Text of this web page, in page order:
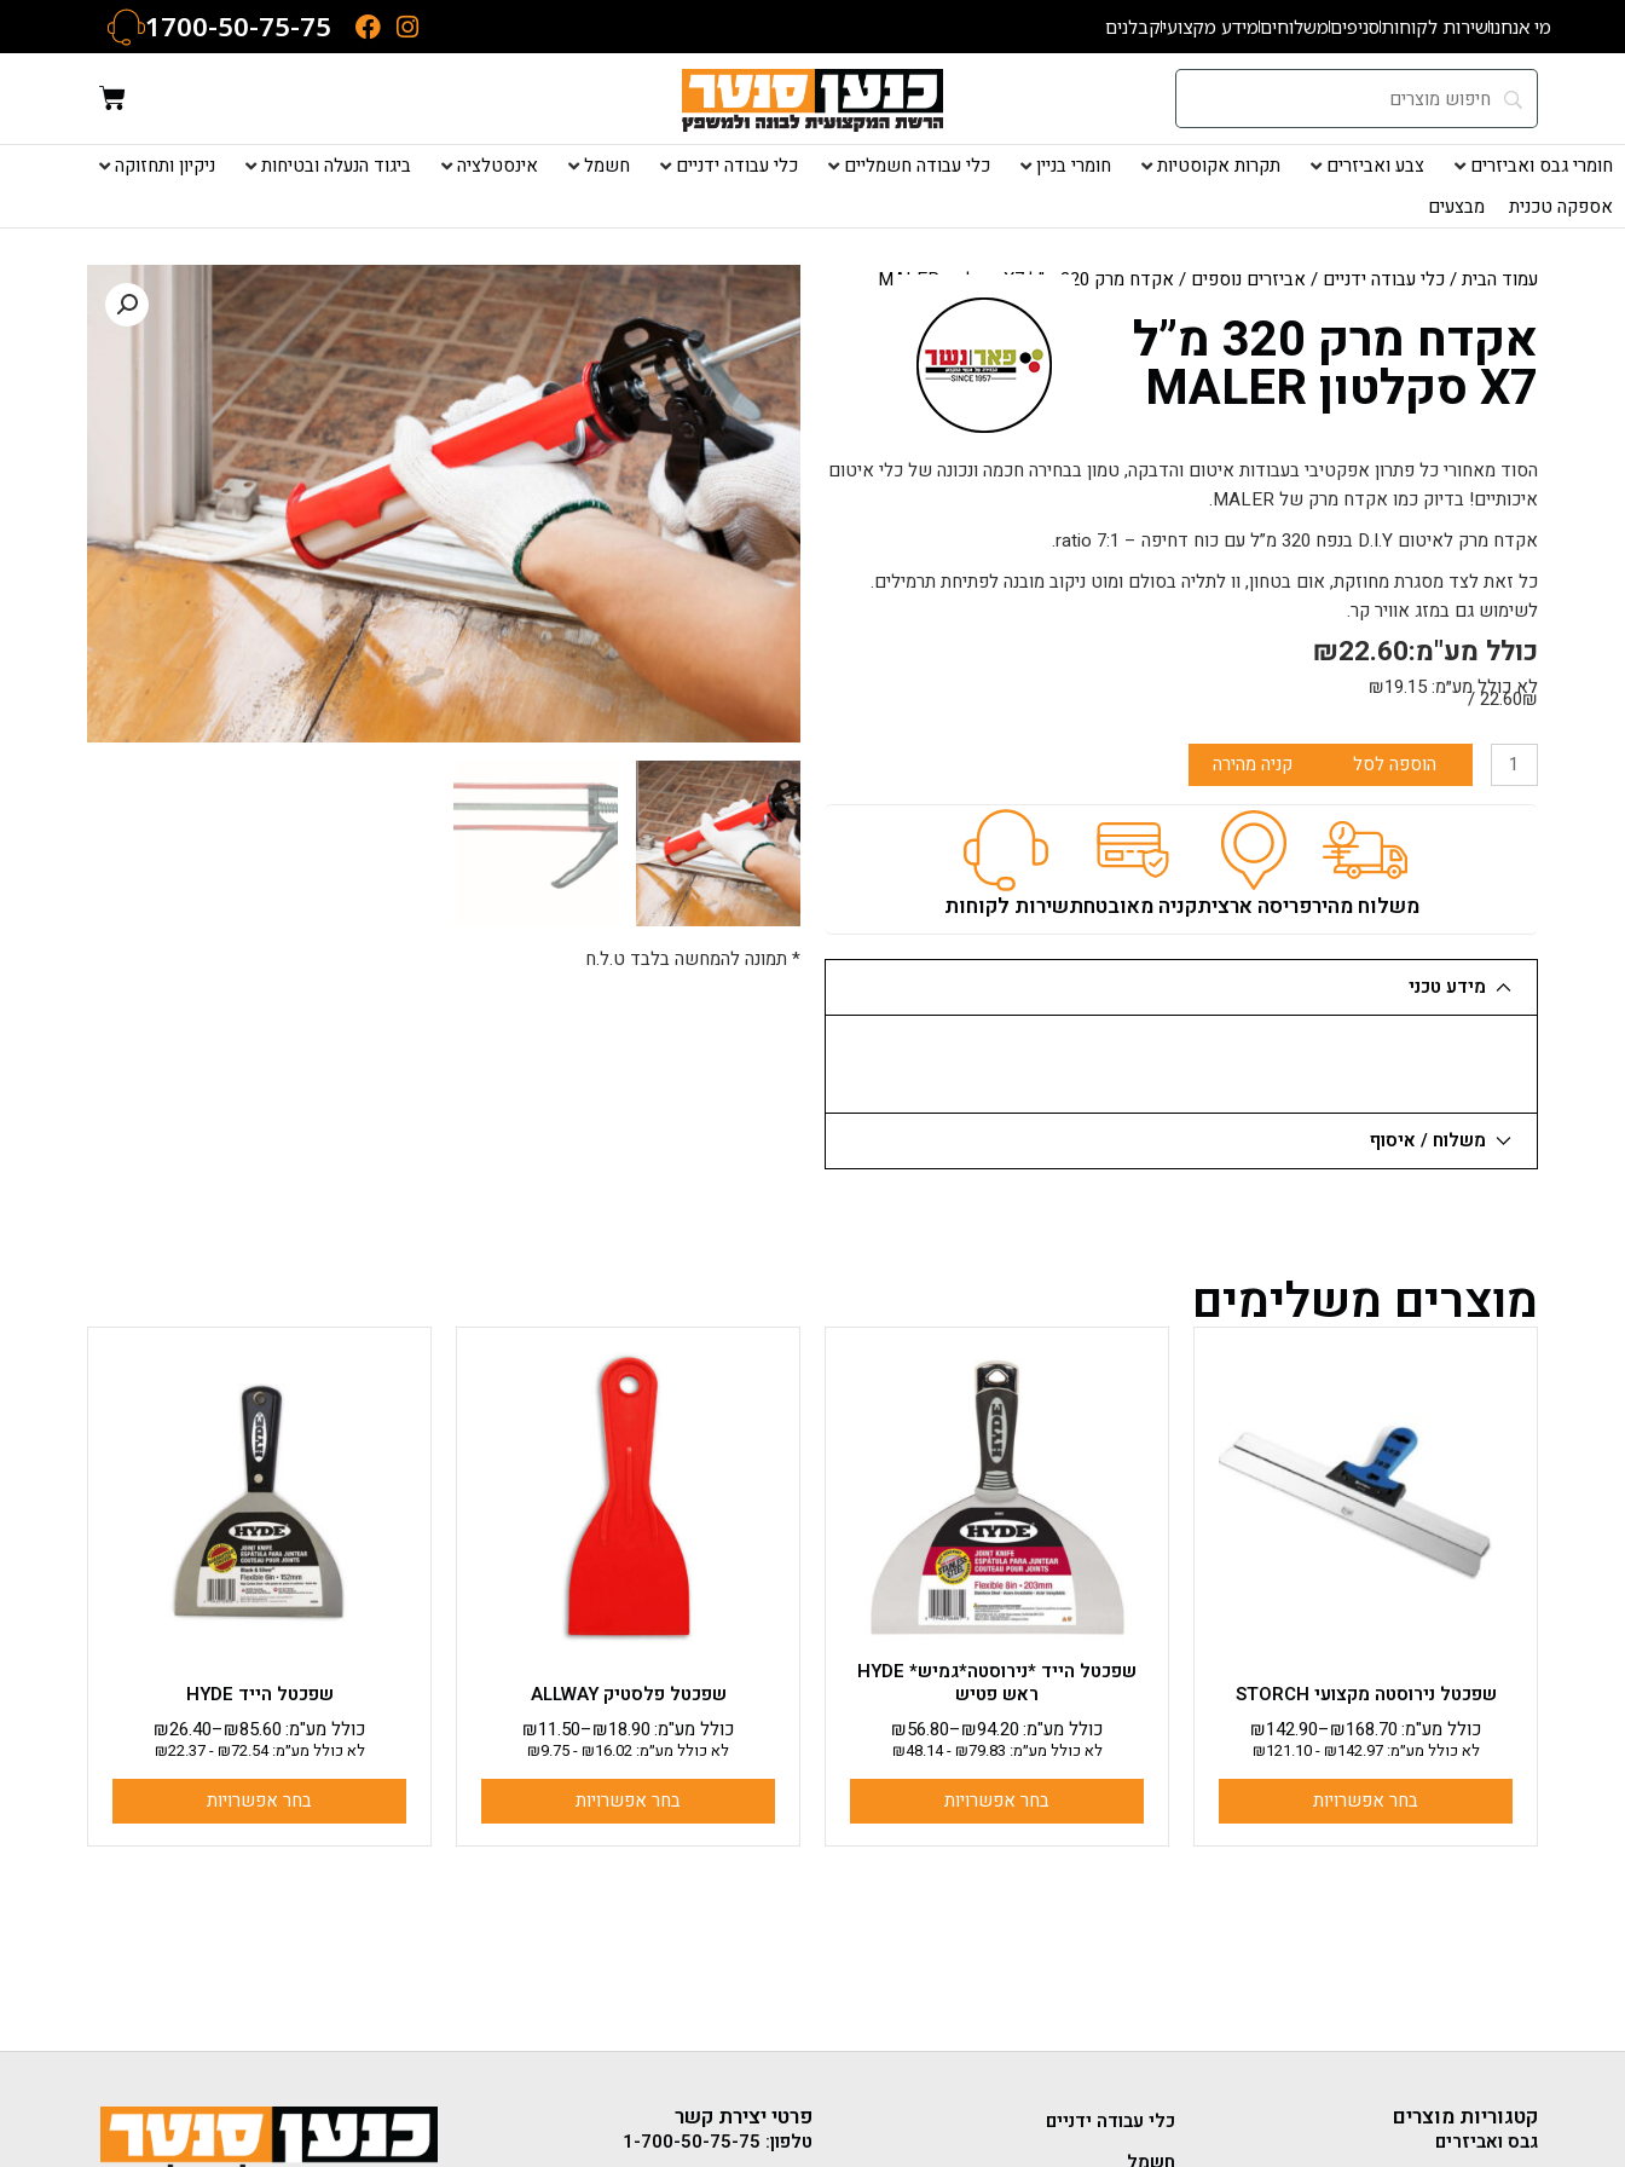
מי אנחנושירות לקוחותסניפיםמשלוחיםמידע מקצועיקבלנים 1700-50-75-75
עגלת
קניות
חומרי גבס ואביזרים צבע ואביזרים תקרות אקוסטיות חומרי בניין כלי עבודה חשמליים כלי עבודה ידניים חשמל אינסטלציה ביגוד הנעלה ובטיחות
ניקיון ותחזוקה
אספקה טכנית
מבצעים
עמוד הבית/כלי עבודה ידניים / אביזרים נוספים / אקדח מרק 320 מ”ל X7 סקלטון MALER
אקדח מרק 320 מ”ל
X7 סקלטון MALER
הסוד מאחורי כל פתרון אפקטיבי בעבודות איטום והדבקה, טמון בבחירה חכמה ונכונה של כלי איטום
איכותיים! בדיוק כמו אקדח מרק של MALER.
אקדח מרק לאיטום D.I.Y בנפח 320 מ”ל עם כוח דחיפה – ratio 7:1.
כל זאת לצד מסגרת מחוזקת, אום בטחון, וו לתליה בסולם ומוט ניקוב מובנה לפתיחת תרמילים.
לשימוש גם במזג אוויר קר.
₪22.60כולל מע"מ:
לא כולל מע״מ: ₪19.15
22.60₪ /
כמות
MALER
הוספה לסל קניה מהירה
משלוח מהירפריסה ארציתקניה מאובטחתשירות לקוחות
מידע טכני
משלוח / איסוף
* תמונה להמחשה בלבד ט.ל.ח
מוצרים משלימים
שפכטל נירוסטה מקצועי STORCH
₪142.90–₪168.70כולל מע"מ:
לא כולל מע״מ: ₪142.97
-
₪121.10
בחר אפשרויות
סוגים.
ניתן
לבחור
שפכטל הייד *נירוסטה*גמיש* HYDE
ראש פטיש
₪56.80–₪94.20כולל מע"מ:
לא כולל מע״מ: ₪79.83
-
₪48.14
בחר אפשרויות
זה
יש
מספר
סוגים.
ניתן
לבחור
את
האפשרויות
בעמוד
המוצר
שפכטל פלסטיק ALLWAY
₪11.50–₪18.90כולל מע"מ:
לא כולל מע״מ: ₪16.02
-
₪9.75
בחר אפשרויות
זה
יש
מספר
סוגים.
ניתן
לבחור
האפשרויות
המוצר
שפכטל הייד HYDE
₪26.40–₪85.60כולל מע"מ:
לא כולל מע״מ: ₪72.54
-
₪22.37
בחר אפשרויות
יש
מספר
סוגים.
ניתן
לבחור
את
האפשרויות
בעמוד
קטגוריות מוצרים
גבס ואביזרים
כלי עבודה ידניים
פרטי יצירת קשר
טלפון: 1-700-50-75-75